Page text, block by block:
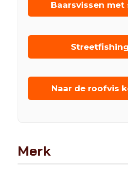
Baarsvissen
Naar de roofvis
Merk